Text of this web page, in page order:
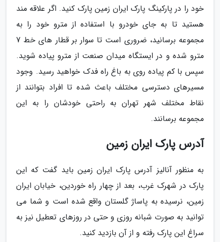
خود را در پارکینگ پارک ایران زمین پارک کنید. اگر علاقه مند
هستید تا به جای خودرو با استفاده از مترو خود را به
مجموعه برسانید، ضروری است تا سوار بر قطار های خط 7
مترو شده و در ایستگاه میدان صنعت از مترو پیاده شوید.
سپس با کم پیاده روی به باغ راه فدک خواهید رسید. وجود
مسیرهای دسترسی مختلف باعث شده تا افراد بتوانند از
نقاط مختلف شهر تهران به راحتی خودشان را به این
مجموعه برسانند.
آدرس پارک ایران زمین
به منظور آنالیز آدرس پارک ایران زمین باید گفت که این
پارک در شهرک غرب، بعد از چهار راه خوردین، خیابان ایران
زمین، نرسیده به پاساژ گلستان واقع شده است و شما می
توانید به صورت شبانه روزی و حتی در روزهای تعطیل نیز به
سراغ این پارک رفته و از آن بازدید کنید.